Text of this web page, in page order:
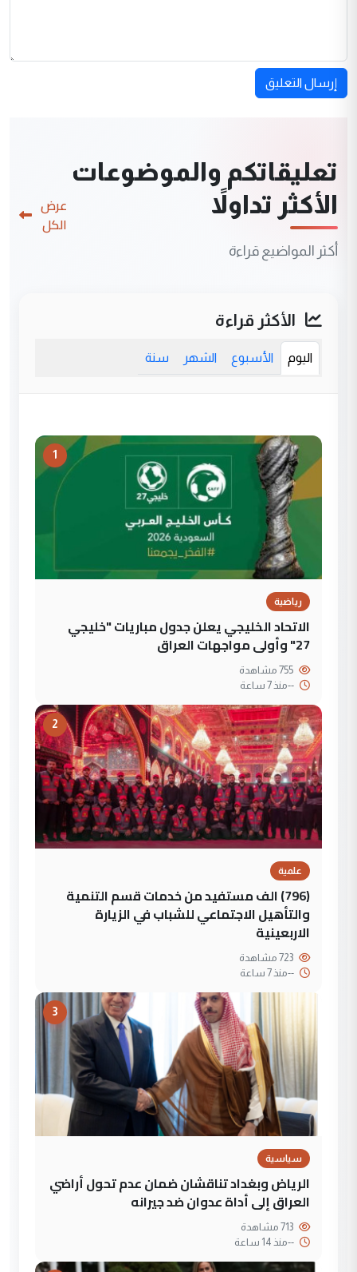
إرسال التعليق
تعليقاتكم والموضوعات
الأكثر تداولاً
أكثر المواضيع قراءة
عرض
الكل
الأكثر قراءة
اليوم الأسبوع الشهر سنة
1
رياضية
الاتحاد الخليجي يعلن جدول مباريات "خليجي
27" وأولى مواجهات العراق
--منذ 7 ساعة
2
علمية
(796) الف مستفيد من خدمات قسم التنمية
والتأهيل الاجتماعي للشباب في الزيارة
الاربعينية
--منذ 7 ساعة
3
سياسية
الرياض وبغداد تناقشان ضمان عدم تحول أراضي
العراق إلى أداة عدوان ضد جيرانه
--منذ 14 ساعة